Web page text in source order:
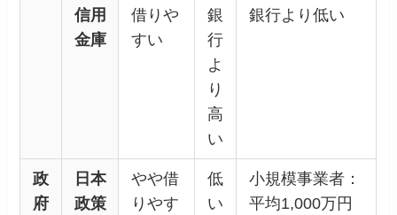
信用
金庫
借りや
すい
銀
行
よ
り
高
い
銀行より低い
政
府
日本
政策
やや借
りやす
低
い
小規模事業者：
平均1,000万円